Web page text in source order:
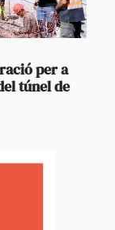
per a
túnel de